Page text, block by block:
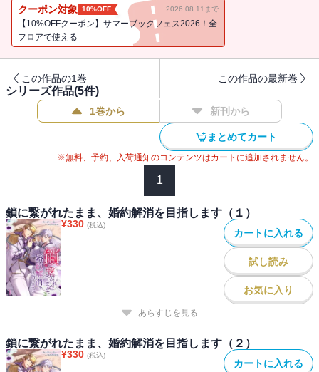
く。
そんなある日、リュミルがとある子爵令嬢と口づけを交わそうとす
る現場を偶然目撃してしまった。
口論を続ける二人の姿に埒が明かないと思い至った、アリアの執事
で魔法使いのアルジャンは、二人を魔法の鎖で繋いでしまう。
その鎖は物理的に外すことも壊すこともできないが、１カ月たって
もアリアの気持ちが変わらなければ婚約解消を許可すると国王に言
鎖に繋がれたままのアリアとリュミルは１カ月の間、寝食を含めた
すべての行動を共にすることに・・・・・・。
で好きな気持ちが溢れて止まらない。
他に好きな女性がいるくせに、婚約破棄を認めない頑固なリュミル
の本当の気持ちとは・・・・・・。
『鎖に繋がれたまま、婚約解消を目指します（２）』には「第二
章 鎖に繋がれたまま、揉めています」（後半）～「第三章 鎖に
繋がれたまま、おでかけです」（前半）までを収録
クーポン対象 10%OFF 2026.08.11まで
【10%OFFクーポン】サマーブックフェス2026！全
フロアで使える
この作品の1巻 この作品の最新巻
シリーズ作品(5件)
1巻から 新刊から
まとめてカート
※無料、予約、入荷通知のコンテンツはカートに追加されません。
1
鎖に繋がれたまま、婚約解消を目指します（１）
¥330 (税込)
カートに入れる
試し読み
お気に入り
あらすじを見る
鎖に繋がれたまま、婚約解消を目指します（２）
¥330 (税込)
カートに入れる